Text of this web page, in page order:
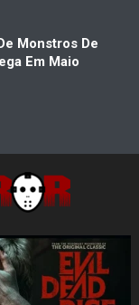
Monstros De
Em Maio